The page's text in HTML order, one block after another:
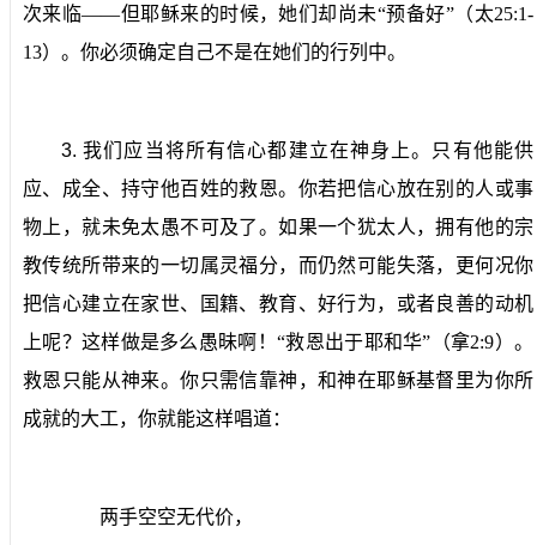
次来临——但耶稣来的时候，她们却尚未“预备好”（太25:1-
13）。你必须确定自己不是在她们的行列中。
3.我们应当将所有信心都建立在神身上。 只有他能供
应、成全、持守他百姓的救恩。你若把信心放在别的人或事
物上，就未免太愚不可及了。如果一个犹太人，拥有他的宗
教传统所带来的一切属灵福分，而仍然可能失落，更何况你
把信心建立在家世、国籍、教育、好行为，或者良善的动机
上呢？这样做是多么愚昧啊！“救恩出于耶和华”（拿2:9）。
救恩只能从神来。你只需信靠神，和神在耶稣基督里为你所
成就的大工，你就能这样唱道：
两手空空无代价，